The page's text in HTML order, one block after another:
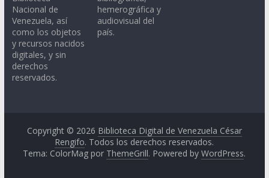
Nacional de
Venezuela, así
como los objetos
y recursos nacidos
digitales, y sin
derechos
reservados.
hemerográfica y
audiovisual del
país.
Copyright © 2026 Biblioteca Digital de Venezuela César
Rengifo. Todos los derechos reservados.
Tema: ColorMag por ThemeGrill. Powered byWordPress.